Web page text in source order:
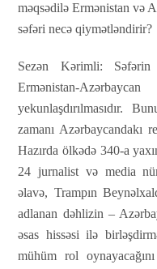
məqsədilə Ermənistan və
səfəri necə qiymətləndirir?
Sezən Kərimli: Səfərin
Ermənistan-
yekunlaşdırılmasıdır.
zamanı Azərbaycandakı
Hazırda ölkədə 340-a
24 jurnalist və media
əlavə, Trampın
adlanan dəhlizin –
əsas hissəsi ilə
mühüm rol